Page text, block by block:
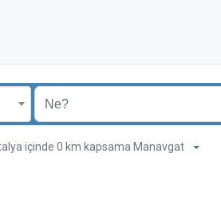
içinde 0 km kapsama Manavgat